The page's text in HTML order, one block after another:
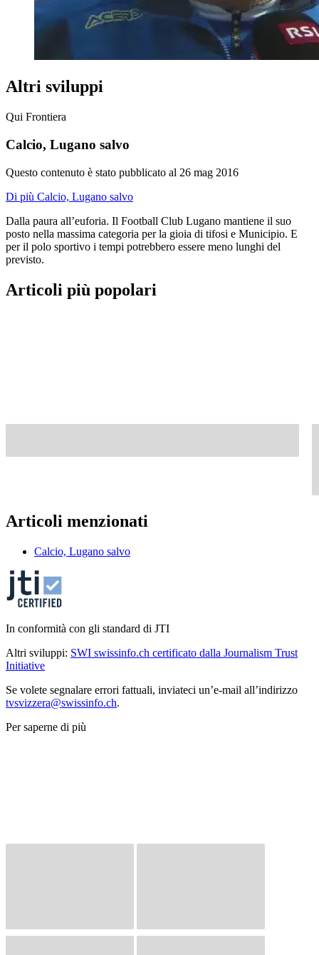
Altri sviluppi
Qui Frontiera
Calcio, Lugano salvo
Questo contenuto è stato pubblicato al 26 mag 2016
Di più Calcio, Lugano salvo
Dalla paura all’euforia. Il Football Club Lugano mantiene il suo
posto nella massima categoria per la gioia di tifosi e Municipio. E
per il polo sportivo i tempi potrebbero essere meno lunghi del
previsto.
Articoli più popolari
Articoli menzionati
Calcio, Lugano salvo
In conformità con gli standard di JTI
Altri sviluppi: SWI swissinfo.ch certificato dalla Journalism Trust
Initiative
Se volete segnalare errori fattuali, inviateci un’e-mail all’indirizzo
tvsvizzera@swissinfo.ch.
Per saperne di più